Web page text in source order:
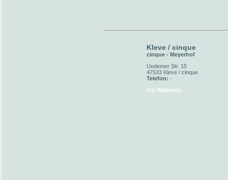
Kleve / cinque
cinque - Meyerhof
Uedemer Str. 15
47533 Kleve / cinque
Telefon: -
Zur Webseite